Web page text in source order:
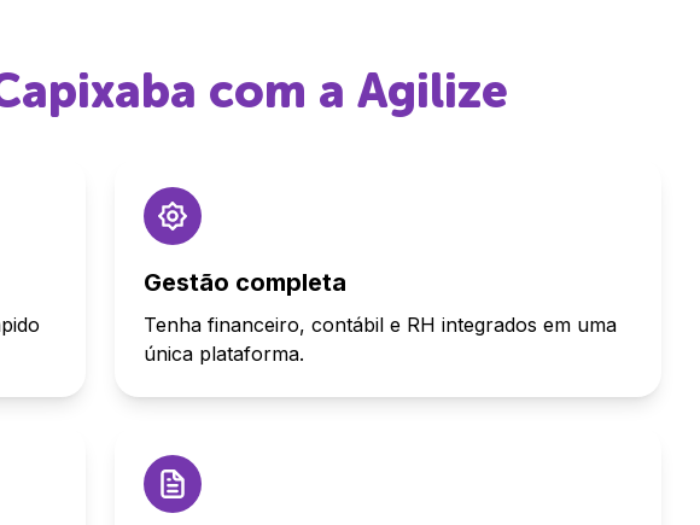
com a Agilize
Gestão completa
Tenha financeiro, contábil e RH integrados em uma
única plataforma.